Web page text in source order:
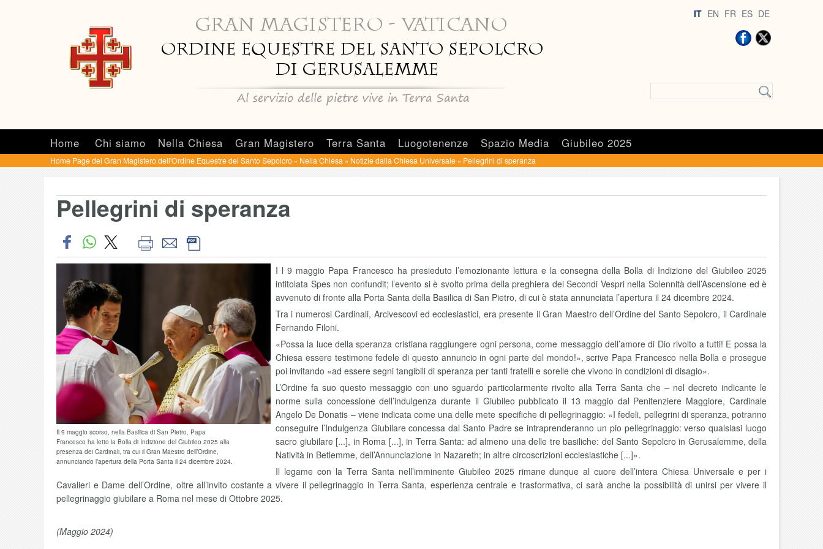
IT EN FR ES DE
Home Chi siamo Nella Chiesa Gran Magistero Terra Santa Luogotenenze Spazio Media Giubileo 2025
Home Page del Gran Magistero dell'Ordine Equestre del Santo Sepolcro » Nella Chiesa » Notizie dalla Chiesa Universale » Pellegrini di speranza
Pellegrini di speranza
Il 9 maggio scorso, nella Basilica di San Pietro, Papa
Francesco ha letto la Bolla di Indizione del Giubileo 2025 alla
presenza dei Cardinali, tra cui il Gran Maestro dell’Ordine,
annunciando l’apertura della Porta Santa il 24 dicembre 2024.
I l 9 maggio Papa Francesco ha presieduto l’emozionante lettura e la consegna della Bolla di Indizione del Giubileo 2025
intitolata Spes non confundit; l’evento si è svolto prima della preghiera dei Secondi Vespri nella Solennità dell’Ascensione ed è
avvenuto di fronte alla Porta Santa della Basilica di San Pietro, di cui è stata annunciata l’apertura il 24 dicembre 2024.
Tra i numerosi Cardinali, Arcivescovi ed ecclesiastici, era presente il Gran Maestro dell’Ordine del Santo Sepolcro, il Cardinale
Fernando Filoni.
«Possa la luce della speranza cristiana raggiungere ogni persona, come messaggio dell’amore di Dio rivolto a tutti! E possa la
Chiesa essere testimone fedele di questo annuncio in ogni parte del mondo!», scrive Papa Francesco nella Bolla e prosegue
poi invitando «ad essere segni tangibili di speranza per tanti fratelli e sorelle che vivono in condizioni di disagio».
L’Ordine fa suo questo messaggio con uno sguardo particolarmente rivolto alla Terra Santa che – nel decreto indicante le
norme sulla concessione dell’indulgenza durante il Giubileo pubblicato il 13 maggio dal Penitenziere Maggiore, Cardinale
Angelo De Donatis – viene indicata come una delle mete specifiche di pellegrinaggio: «I fedeli, pellegrini di speranza, potranno
conseguire l’Indulgenza Giubilare concessa dal Santo Padre se intraprenderanno un pio pellegrinaggio: verso qualsiasi luogo
sacro giubilare [...], in Roma [...], in Terra Santa: ad almeno una delle tre basiliche: del Santo Sepolcro in Gerusalemme, della
Natività in Betlemme, dell’Annunciazione in Nazareth; in altre circoscrizioni ecclesiastiche [...]».
Il legame con la Terra Santa nell’imminente Giubileo 2025 rimane dunque al cuore dell’intera Chiesa Universale e per i
Cavalieri e Dame dell’Ordine, oltre all’invito costante a vivere il pellegrinaggio in Terra Santa, esperienza centrale e trasformativa, ci sarà anche la possibilità di unirsi per vivere il
pellegrinaggio giubilare a Roma nel mese di Ottobre 2025.
(Maggio 2024)